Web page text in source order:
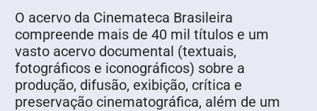
O acervo da Cinemateca Brasileira
compreende mais de 40 mil títulos e um
vasto acervo documental (textuais,
fotográficos e iconográficos) sobre a
produção, difusão, exibição, crítica e
preservação cinematográfica, além de um